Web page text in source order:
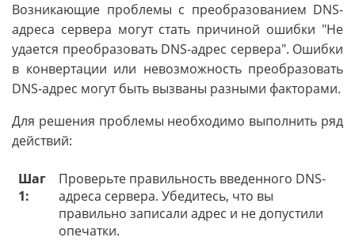
Возникающие проблемы с преобразованием DNS-
адреса сервера могут стать причиной ошибки "Не
удается преобразовать DNS-адрес сервера". Ошибки
в конвертации или невозможность преобразовать
DNS-адрес могут быть вызваны разными факторами.
Для решения проблемы необходимо выполнить ряд
действий:
Шаг
1:
Проверьте правильность введенного DNS-
адреса сервера. Убедитесь, что вы
правильно записали адрес и не допустили
опечатки.